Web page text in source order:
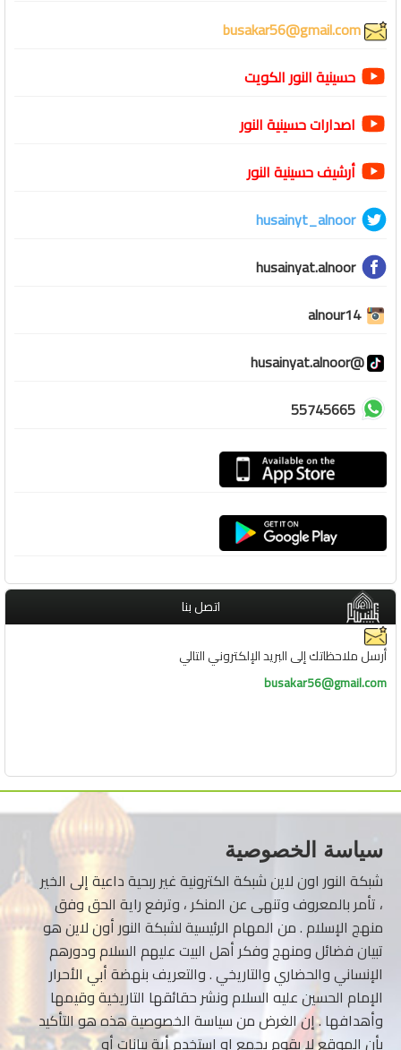
حسينية النور الكويت
اصدارات حسينية النور
أرشيف حسينية النور
husainyt_alnoor
husainyat.alnoor
alnour14
@husainyat.alnoor
55745665
اتصل بنا
أرسل ملاحظاتك إلى البريد الإلكتروني التالي
busakar56@gmail.com
سياسة الخصوصية
شبكة النور اون لاين شبكة الكترونية غير ربحية داعية إلى الخير
، تأمر بالمعروف وتنهى عن المنكر ، وترفع راية الحق وفق
منهج الإسلام . من المهام الرئيسية لشبكة النور أون لاين هو
تبيان فضائل ومنهج وفكر أهل البيت عليهم السلام ودورهم
الإنساني والحضاري والتاريخي . والتعريف بنهضة أبي الأحرار
الإمام الحسين عليه السلام ونشر حقائقها التاريخية وقيمها
وأهدافها . إن الغرض من سياسة الخصوصية هذه هو التأكيد
بأن الموقع لا يقوم بجمع او استخدم أية بيانات أو